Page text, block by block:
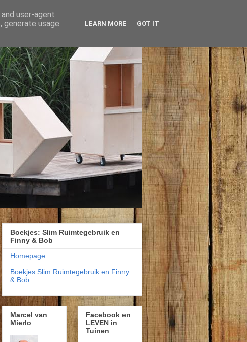
Boekjes: Slim Ruimtegebruik en
Finny & Bob
Homepage
Boekjes Slim Ruimtegebruik en Finny
& Bob
Marcel van
Mierlo
Facebook en
LEVEN in
Tuinen
user-agent
generate usage
LEARN MORE GOT IT